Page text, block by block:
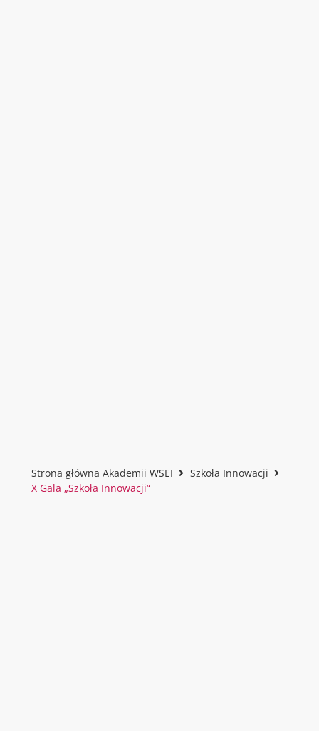
Strona główna Akademii WSEI
Szkoła Innowacji
X Gala „Szkoła Innowacji“